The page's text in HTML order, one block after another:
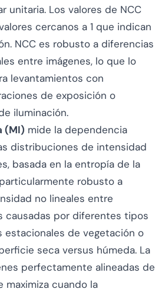
unitaria. Los valores de NCC
cercanos a 1 que indican
NCC es robusto a diferencias
entre imágenes, lo que lo
levantamientos con
de exposición o
iluminación.
(MI) mide la dependencia
distribuciones de intensidad
basada en la entropía de la
robusto a
no lineales entre
causadas por diferentes tipos
estacionales de vegetación o
seca versus húmeda. La
perfectamente alineadas de
maximiza cuando la